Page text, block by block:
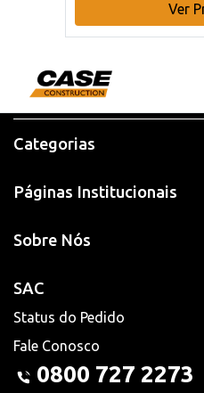
Ver
Categorias
Páginas Institucionais
Sobre Nós
SAC
Status do Pedido
Fale Conosco
0800 727 2273